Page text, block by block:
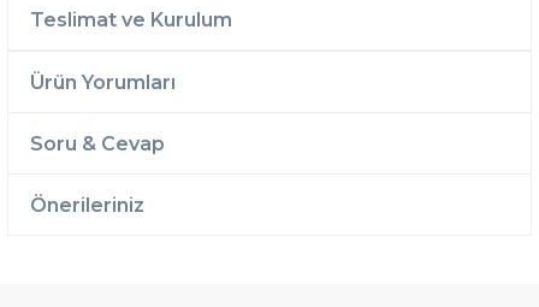
Teslimat ve Kurulum
Ürün Yorumları
Soru & Cevap
Önerileriniz